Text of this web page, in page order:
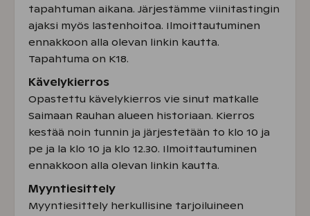
tapahtuman aikana. Järjestämme viinitastingin
ajaksi myös lastenhoitoa. Ilmoittautuminen
ennakkoon alla olevan linkin kautta.
Tapahtuma on K18.
Kävelykierros
Opastettu kävelykierros vie sinut matkalle
Saimaan Rauhan alueen historiaan. Kierros
kestää noin tunnin ja järjestetään to klo 10 ja
pe ja la klo 10 ja klo 12.30. Ilmoittautuminen
ennakkoon alla olevan linkin kautta.
Myyntiesittely
Myyntiesittely herkullisine tarjoiluineen